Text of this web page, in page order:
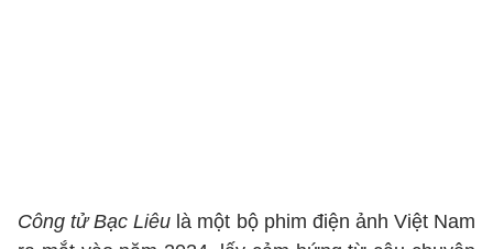
Công tử Bạc Liêu là một bộ phim điện ảnh Việt Nam